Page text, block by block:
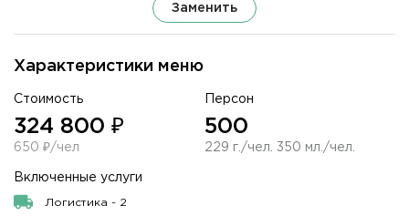
Характеристики меню
Стоимость
324 800 ₽
650 ₽/чел
Персон
500
229 г./чел. 350 мл./чел.
Включенные услуги
Логистика - 2
Заменить